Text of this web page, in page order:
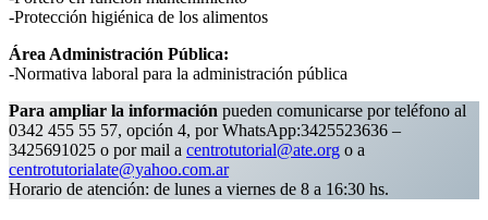
-Protección higiénica de los alimentos
Área Administración Pública:
-Normativa laboral para la administración pública
Para ampliar la información pueden comunicarse por teléfono al
0342 455 55 57, opción 4, por WhatsApp:3425523636 –
3425691025 o por mail a centrotutorial@ate.org o a
centrotutorialate@yahoo.com.ar
Horario de atención: de lunes a viernes de 8 a 16:30 hs.